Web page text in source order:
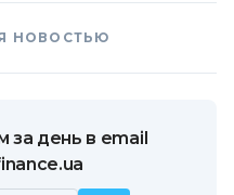
НОВОСТЬЮ
за день в email